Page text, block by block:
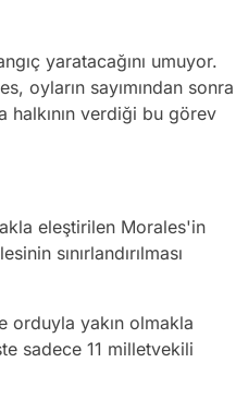
yaratacağını umuyor.
oyların sayımından sonra
halkının verdiği bu görev
eleştirilen Morales'in
sınırlandırılması
orduyla yakın olmakla
sadece 11 milletvekili